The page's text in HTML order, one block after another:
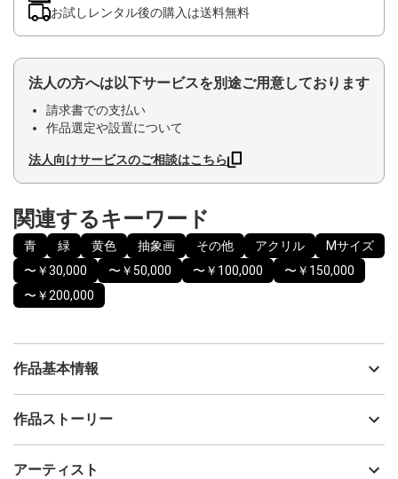
お試しレンタル後の購入は送料無料
法人の方へは以下サービスを別途ご用意しております
請求書での支払い
作品選定や設置について
法人向けサービスのご相談はこちら
関連するキーワード
青 緑 黄色 抽象画 その他 アクリル
Mサイズ
〜￥30,000
〜￥50,000 〜￥100,000
〜￥150,000
〜￥200,000
作品基本情報
出品者
制作年
作品ストーリー
木陰では5月の爽やかな風が心地良い
アーティスト